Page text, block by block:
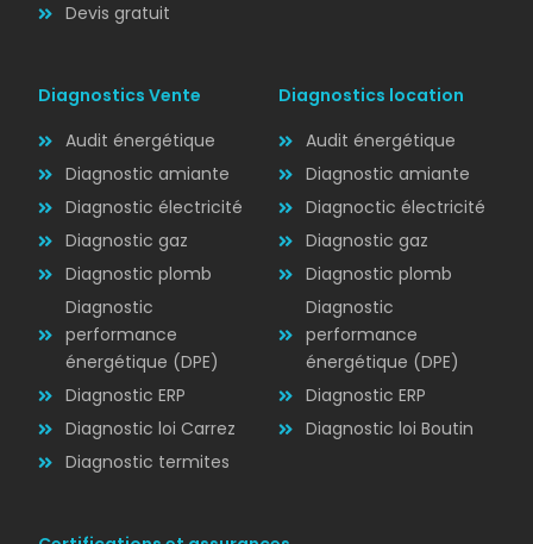
Diagnostic
ÉLECTRICITÉ
Devis gratuit
Diagnostics Vente
Audit énergétique
Diagnostic amiante
Diagnostic électricité
Diagnostic gaz
Diagnostic plomb
Diagnostic
performance
énergétique (DPE)
Diagnostic ERP
Diagnostic loi Carrez
Diagnostic termites
Diagnostics location
Audit énergétique
Diagnostic amiante
Diagnoctic électricité
Diagnostic gaz
Diagnostic plomb
Diagnostic
performance
énergétique (DPE)
Diagnostic ERP
Diagnostic loi Boutin